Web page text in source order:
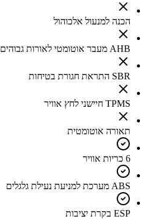
הכנה למנעול אלכוהול
AHB מעבר אוטומטי לאורות גבוהים
SBR התראת חגורת בטיחות
TPMS חיישני לחץ אוויר
תאורה אוטומטית
6 כריות אוויר
ABS מערכת למניעת נעילת גלגלים
ESP בקרת יציבות